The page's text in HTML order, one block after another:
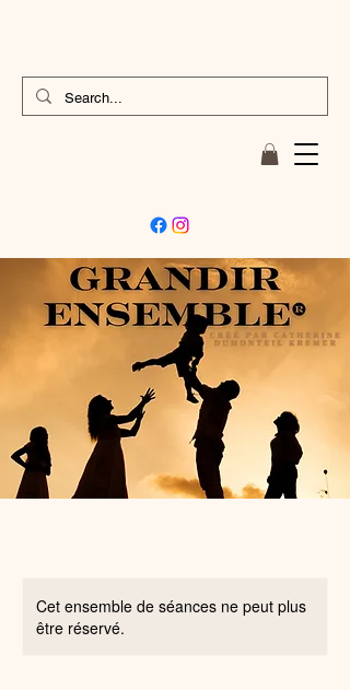
Cet ensemble de séances ne peut plus
être réservé.